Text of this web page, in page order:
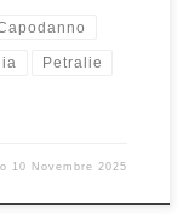
Petralie
10 Novembre 2025